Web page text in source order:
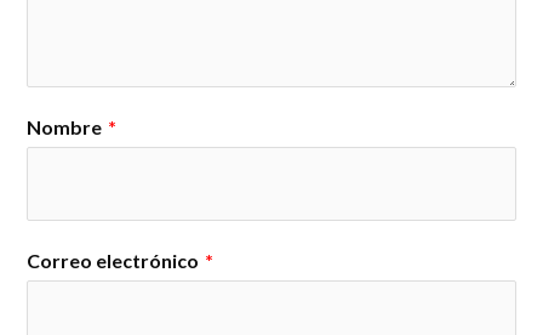
Nombre *
Correo electrónico *